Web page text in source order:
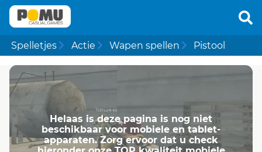
Spelletjes Actie Wapen spellen Pistool
Helaas is deze pagina is nog niet
beschikbaar voor mobiele en tablet-
apparaten. Zorg ervoor dat u check